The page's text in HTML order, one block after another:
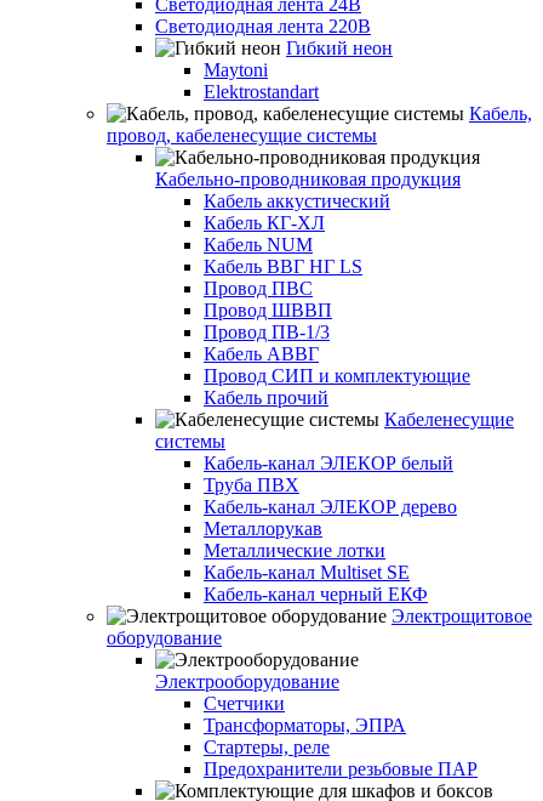
Светодиодная лента 24В
Светодиодная лента 220В
Гибкий неон
Maytoni
Elektrostandart
Кабель,
провод, кабеленесущие системы
Кабельно-проводниковая продукция
Кабель аккустический
Кабель КГ-ХЛ
Кабель NUM
Кабель ВВГ НГ LS
Провод ПВС
Провод ШВВП
Провод ПВ-1/3
Кабель АВВГ
Провод СИП и комплектующие
Кабель прочий
Кабеленесущие
системы
Кабель-канал ЭЛЕКОР белый
Труба ПВХ
Кабель-канал ЭЛЕКОР дерево
Металлорукав
Металлические лотки
Кабель-канал Multiset SE
Кабель-канал черный ЕКФ
Электрощитовое
оборудование
Электрооборудование
Счетчики
Трансформаторы, ЭПРА
Стартеры, реле
Предохранители резьбовые ПАР